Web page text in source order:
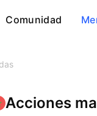
Comunidad
Acciones